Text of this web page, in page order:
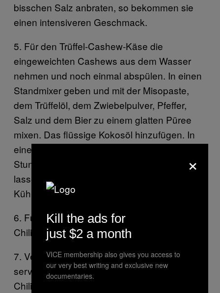
bisschen Salz anbraten, so bekommen sie
einen intensiveren Geschmack.
5. Für den Trüffel-Cashew-Käse die
eingeweichten Cashews aus dem Wasser
nehmen und noch einmal abspülen. In einen
Standmixer geben und mit der Misopaste,
dem Trüffelöl, dem Zwiebelpulver, Pfeffer,
Salz und dem Bier zu einem glatten Püree
mixen. Das flüssige Kokosöl hinzufügen. In
einen luftdichten Behälter füllen und 24
Stunden bei Zimmertemperatur stehen
lassen. Umrühren und über Nacht im
Kühlschrank einkühlen.
6. Für die Chili-Mayo die Mayonnaise mit der
Chilisauce vermischen und umrühren.
7. Veggie-Burger auf Vollkornbrötchen
servieren und mit Salat, Tomaten, Käse und
Chili-Mayo belegen.
×
Kill the ads for
just $2 a month
VICE membership also gives you access to
our very best writing and exclusive new
documentaries.